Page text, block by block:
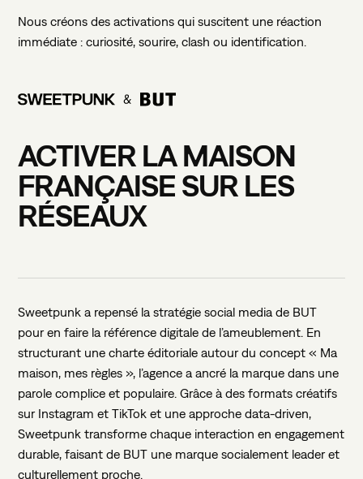
CONTACTEZ-NOUS
Nous créons des activations qui suscitent une réaction
immédiate : curiosité, sourire, clash ou identification.
ACTIVER LA MAISON
FRANÇAISE SUR LES
RÉSEAUX
Sweetpunk a repensé la stratégie social media de BUT
pour en faire la référence digitale de l’ameublement. En
structurant une charte éditoriale autour du concept « Ma
maison, mes règles », l’agence a ancré la marque dans une
parole complice et populaire. Grâce à des formats créatifs
sur Instagram et TikTok et une approche data-driven,
Sweetpunk transforme chaque interaction en engagement
durable, faisant de BUT une marque socialement leader et
culturellement proche.